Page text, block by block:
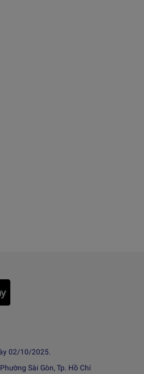
02/10/2025.
Sài Gòn, Tp. Hồ Chí